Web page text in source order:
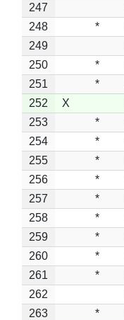
247
248
*
249
250
*
251
*
252
X
253
*
254
*
255
*
256
*
257
*
258
*
259
*
260
*
261
*
262
263
*